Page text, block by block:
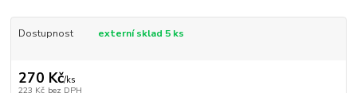
Dostupnost externí sklad 5 ks
270 Kč/ks
223 Kč bez DPH